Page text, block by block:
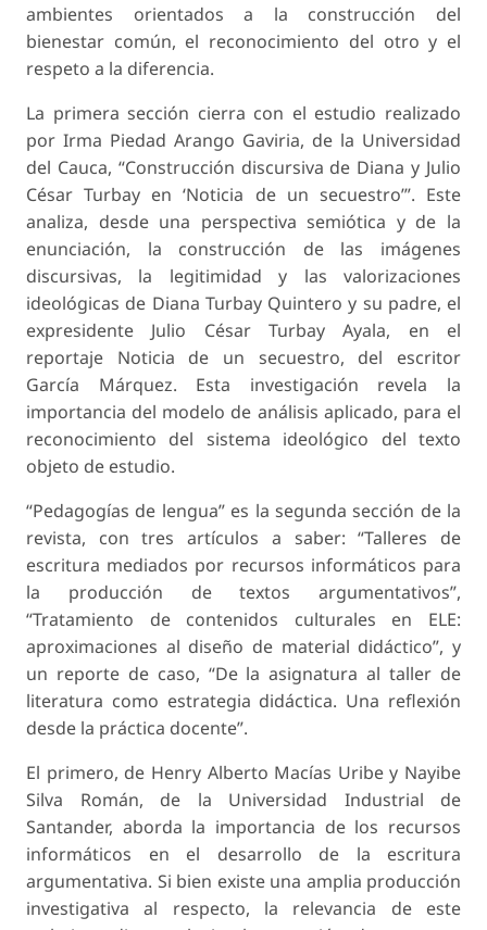
ambientes orientados a la construcción del
bienestar común, el reconocimiento del otro y el
respeto a la diferencia.
La primera sección cierra con el estudio realizado
por Irma Piedad Arango Gaviria, de la Universidad
del Cauca, “Construcción discursiva de Diana y Julio
César Turbay en ‘Noticia de un secuestro’”. Este
analiza, desde una perspectiva semiótica y de la
enunciación, la construcción de las imágenes
discursivas, la legitimidad y las valorizaciones
ideológicas de Diana Turbay Quintero y su padre, el
expresidente Julio César Turbay Ayala, en el
reportaje Noticia de un secuestro, del escritor
García Márquez. Esta investigación revela la
importancia del modelo de análisis aplicado, para el
reconocimiento del sistema ideológico del texto
objeto de estudio.
“Pedagogías de lengua” es la segunda sección de la
revista, con tres artículos a saber: “Talleres de
escritura mediados por recursos informáticos para
la producción de textos argumentativos”,
“Tratamiento de contenidos culturales en ELE:
aproximaciones al diseño de material didáctico”, y
un reporte de caso, “De la asignatura al taller de
literatura como estrategia didáctica. Una reflexión
desde la práctica docente”.
El primero, de Henry Alberto Macías Uribe y Nayibe
Silva Román, de la Universidad Industrial de
Santander, aborda la importancia de los recursos
informáticos en el desarrollo de la escritura
argumentativa. Si bien existe una amplia producción
investigativa al respecto, la relevancia de este